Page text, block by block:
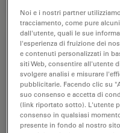
Noi e i nostri partner
tracciamento, come pure
dall'utente, quali le sue
l'esperienza di fruizione dei
e contenuti personalizzati in
siti Web, consentire all'utente
svolgere analisi e misurare
pubblicitarie. Facendo clic su
suo consenso e accetta di
(link riportato sotto). L'utente
consenso in qualsiasi
presente in fondo al nostro